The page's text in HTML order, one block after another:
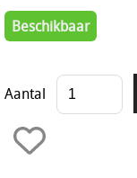
Beschikbaar
Aantal